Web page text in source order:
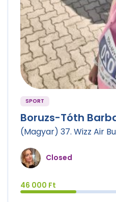
SPORT
Boruzs-Tóth
(Magyar) 37. Wizz Air
Closed
46 000 Ft